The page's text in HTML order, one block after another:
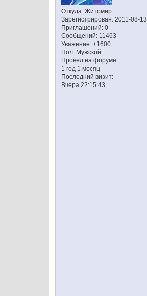
Откуда: Житомир
Зарегистрирован: 2011-08-13
Приглашений: 0
Сообщений: 11463
Уважение: +1600
Пол: Мужской
Провел на форуме:
1 год 1 месяц
Последний визит:
Вчера 22:15:43